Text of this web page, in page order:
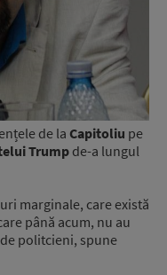
de la Capitoliu pe
Trump de-a lungul
marginale, care există
până acum, nu au
politcieni, spune